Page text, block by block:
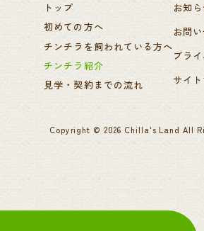
トップ
初めての方へ
チンチラを飼われている方へ
チンチラ紹介
見学・契約までの流れ
お知ら
お問
プラ
サイ
Copyright © 2026 Chilla's Land All